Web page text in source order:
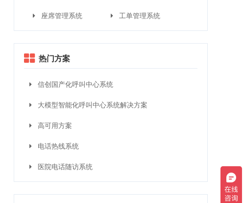
座席管理系统 工单管理系统
热门方案
信创国产化呼叫中心系统
大模型智能化呼叫中心系统解决方案
高可用方案
电话热线系统
医院电话随访系统